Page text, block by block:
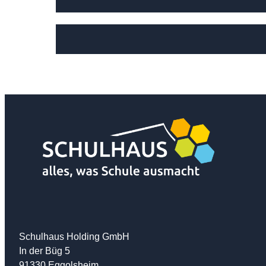
Schulhaus Holding GmbH
In der Büg 5